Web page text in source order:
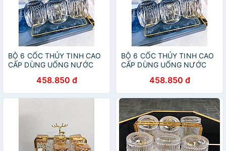
BỘ 6 CỐC THỦY TINH CAO
CẤP DÙNG UỐNG NƯỚC
458.850 đ
BỘ 6 CỐC THỦY TINH CAO
CẤP DÙNG UỐNG NƯỚC
458.850 đ